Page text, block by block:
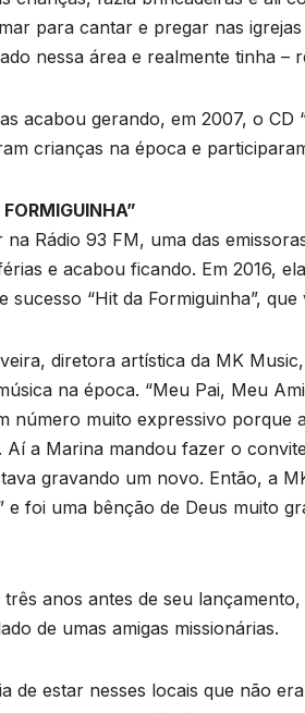
para cantar e pregar nas
nessa área e realmente tinha –
acabou gerando, em 2007, o CD
crianças na época e
Rádio 93 FM, uma das
e acabou ficando. Em 2016,
“Hit da Formiguinha”,
diretora artística da MK
na época. “Meu Pai, Meu
número muito expressivo porque
Aí a Marina mandou fazer o
gravando um novo. Então, a
e foi uma bênção de Deus muito
três anos antes de seu
de umas amigas missionárias.
de estar nesses locais que não